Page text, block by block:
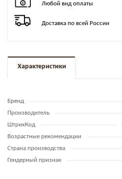
Любой вид оплаты
Доставка по всей России
Характеристики
Бренд
Производитель
ШтрихКод
Возрастные рекомендации
Страна производства
Гендерный признак